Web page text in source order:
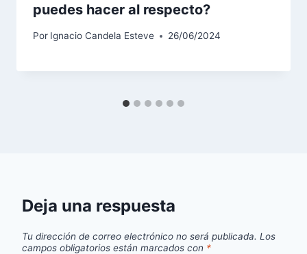
puedes hacer al respecto?
Por Ignacio Candela Esteve 26/06/2024
Deja una respuesta
Tu dirección de correo electrónico no será publicada. Los
campos obligatorios están marcados con *